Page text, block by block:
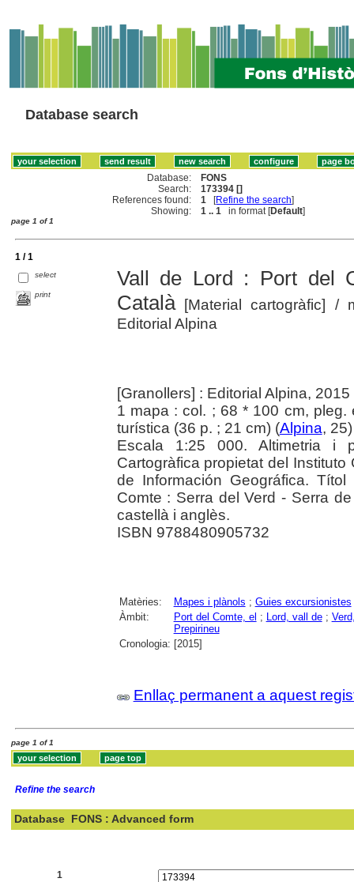
Database search
Database:
FONS
Search:
173394 []
References found:
1 [Refine the search]
Showing:
1 .. 1 in format [Default]
page 1 of 1
1 / 1
select
print
Vall de Lord : Port del
Català[Material cartogràfic] /
Editorial Alpina
[Granollers] : Editorial Alpina, 2015
1 mapa : col. ; 68 * 100 cm,
turística (36 p. ; 21 cm) (Alpina,
Escala 1:25 000. Altimetria i
Cartogràfica propietat del
de Información Geográfica.
Comte : Serra del Verd - Serra
castellà i anglès.
ISBN 9788480905732
Matèries: Mapes i plànols ; Guies excursionistes
Àmbit:
Port del Comte, el ; Lord, vall de;
Prepirineu
Cronologia: [2015]
Enllaç permanent a aquest
page 1 of 1
Refine the search
Database FONS : Advanced form
1